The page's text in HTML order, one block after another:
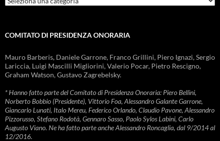
COMITATO DI PRESIDENZA ONORARIA
Mauro Barberis, Daniele Garrone, Franco Grillini, Piero Ignazi, Sergio
Lariccia, Luigi Mascilli Migliorini, Valerio Pocar, Pietro Rescigno,
Graham Watson, Gustavo Zagrebelsky.
* Hanno fatto parte del Comitato di Presidenza Onoraria: Piero Bellini,
Norberto Bobbio (Presidente), Vittorio Foa, Alessandro Galante Garrone,
Giancarlo Lunati, Italo Mereu, Federico Orlando, Claudio Pavone, Alessandro
Pizzorusso, Stefano Rodotà, Gennaro Sasso, Paolo Sylos Labini, Carlo
Augusto Viano. Ne ha fatto parte anche Alessandro Roncaglia, dal 9/2014 al
12/2016.